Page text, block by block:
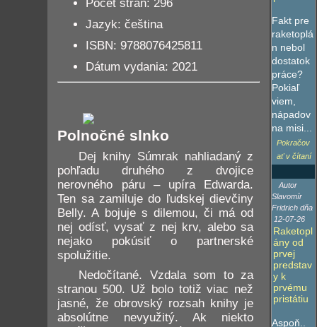
Počet strán: 296
Jazyk: čeština
ISBN: 9788076425811
Dátum vydania: 2021
Polnočné slnko
Dej knihy Súmrak nahliadaný z
pohľadu druhého z dvojice
nerovného páru – upíra Edwarda.
Ten sa zamiluje do ľudskej dievčiny
Belly. A bojuje s dilemou, či má od
nej odísť, vysať z nej krv, alebo sa
nejako pokúsiť o partnerské
spolužitie.
Nedočítané. Vzdala som to za
stranou 500. Už bolo totiž viac než
jasné, že obrovský rozsah knihy je
absolútne nevyužitý. Ak niekto
Fakt pre
raketoplá
n nebol
dostatok
práce?
Pokiaľ
viem,
nápadov
na misi...
Pokračov
ať v čítaní
Autor
Slavomír
Fridrich dňa
12-07-26
Raketopl
ány od
prvej
predstav
y k
prvému
pristátiu
Aspoň..